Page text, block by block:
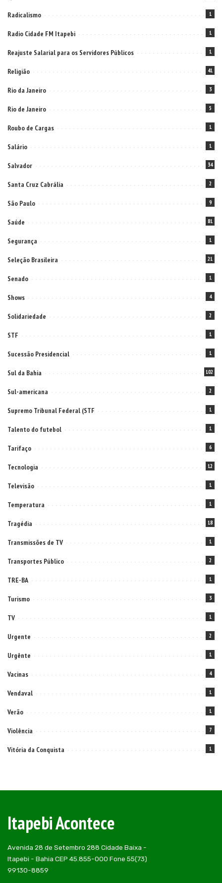
Radicalismo 1
Radio Cidade FM Itapebi 1
Reajuste Salarial para os Servidores Públicos 1
Religião 41
Rio da Janeiro 3
Rio de Janeiro 5
Roubo de Cargas 1
Salário 1
Salvador 34
Santa Cruz Cabrália 2
São Paulo 9
Saúde 81
Segurança 1
Seleção Brasileira 21
Senado 1
Shows 4
Solidariedade 2
STF 1
Sucessão Presidencial 1
Sul da Bahia 102
Sul-americana 2
Supremo Tribunal Federal (STF 1
Talento do futebol 1
Tarifaço 6
Tecnologia 12
Televisão 1
Temperatura 1
Tragédia 18
Transmissões de TV 1
Transportes Público 2
TRE-BA 1
Turismo 3
TV 1
Urgente 2
Urgênte 1
Vacinas 4
Vendaval 1
Verão 1
Violência 7
Vitória da Conquista 1
Itapebi Acontece
Avenida 28 de Setembro 288 Cidade Baixa -
Itapebi - Bahia CEP 45.855-000 Fone 55(73)
99130-8859